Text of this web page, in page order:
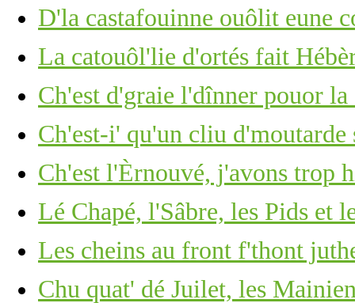
D'la castafouinne ouôlit eune
La catouôl'lie d'ortés fait
Ch'est d'graie l'dînner pouor
Ch'est-i' qu'un cliu d'moutarde
Ch'est l'Èrnouvé, j'avons trop
Lé Chapé, l'Sâbre, les Pids et
Les cheins au front f'thont
Chu quat' dé Juilet, les